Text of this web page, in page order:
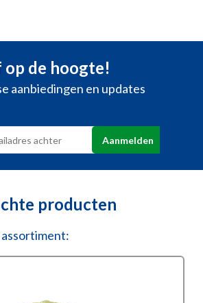
op de hoogte!
aanbiedingen en updates
producten